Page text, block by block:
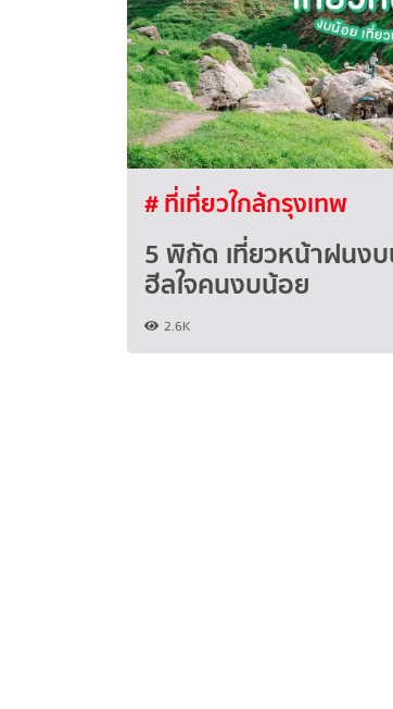
# ที่เที่ยวใกล้กรุงเทพ
5 พิกัด เที่ยวหน้าฝนง
ฮีลใจคนงบน้อย
2.6K